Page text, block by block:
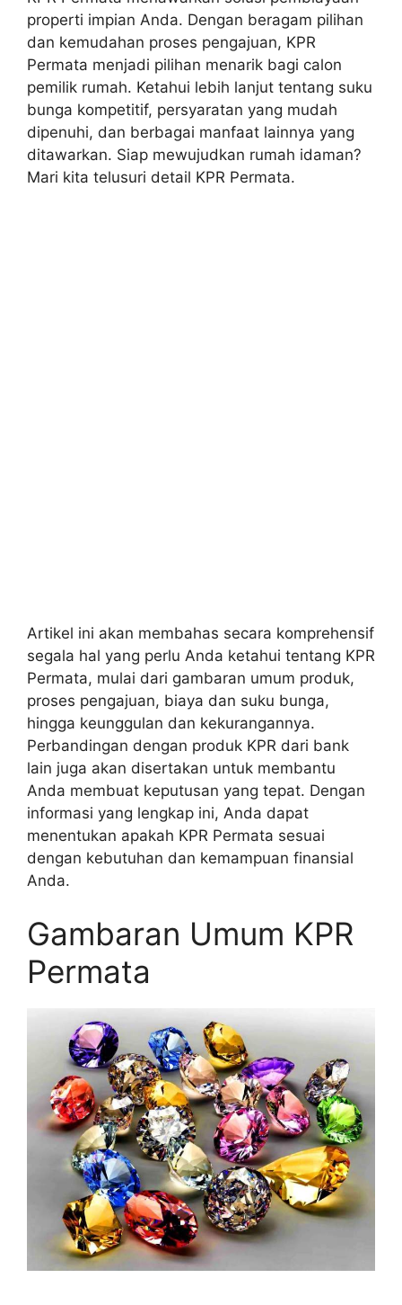
properti impian Anda. Dengan beragam pilihan
dan kemudahan proses pengajuan, KPR
Permata menjadi pilihan menarik bagi calon
pemilik rumah. Ketahui lebih lanjut tentang suku
bunga kompetitif, persyaratan yang mudah
dipenuhi, dan berbagai manfaat lainnya yang
ditawarkan. Siap mewujudkan rumah idaman?
Mari kita telusuri detail KPR Permata.
Artikel ini akan membahas secara komprehensif
segala hal yang perlu Anda ketahui tentang KPR
Permata, mulai dari gambaran umum produk,
proses pengajuan, biaya dan suku bunga,
hingga keunggulan dan kekurangannya.
Perbandingan dengan produk KPR dari bank
lain juga akan disertakan untuk membantu
Anda membuat keputusan yang tepat. Dengan
informasi yang lengkap ini, Anda dapat
menentukan apakah KPR Permata sesuai
dengan kebutuhan dan kemampuan finansial
Anda.
Gambaran Umum KPR
Permata